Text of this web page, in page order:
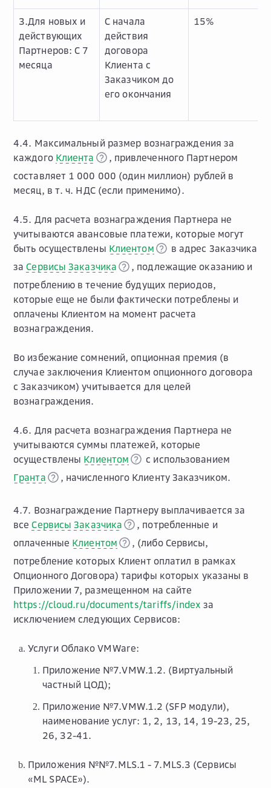
3.Для новых и
действующих
Партнеров: С 7
месяца
С начала
действия
договора
Клиента с
Заказчиком до
его окончания
15%
4.4. Максимальный размер вознаграждения за
каждого Клиента
, привлеченного Партнером
составляет 1 000 000 (один миллион) рублей в
месяц, в т. ч. НДС (если применимо).
4.5. Для расчета вознаграждения Партнера не
учитываются авансовые платежи, которые могут
быть осуществлены Клиентом
в адрес Заказчика
заСервисы Заказчика
, подлежащие оказанию и
потреблению в течение будущих периодов,
которые еще не были фактически потреблены и
оплачены Клиентом на момент расчета
вознаграждения.
Во избежание сомнений, опционная премия (в
случае заключения Клиентом опционного договора
с Заказчиком) учитывается для целей
вознаграждения.
4.6. Для расчета вознаграждения Партнера не
учитываются суммы платежей, которые
осуществлены Клиентом
с использованием
Гранта
, начисленного Клиенту Заказчиком.
4.7. Вознаграждение Партнеру выплачивается за
всеСервисы Заказчика
, потребленные и
оплаченные Клиентом
, (либо Сервисы,
потребление которых Клиент оплатил в рамках
Опционного Договора) тарифы которых указаны в
Приложении 7, размещенном на сайте
https://cloud.ru/documents/tariffs/index за
исключением следующих Сервисов:
Услуги Облако VMWare:
Приложение №7.VMW.1.2. (Виртуальный
частный ЦОД);
Приложение №7.VMW.1.2 (SFP модули),
наименование услуг: 1, 2, 13, 14, 19-23, 25,
26, 32-41.
Приложения №№7.MLS.1 - 7.MLS.3 (Сервисы
«ML SPACE»).